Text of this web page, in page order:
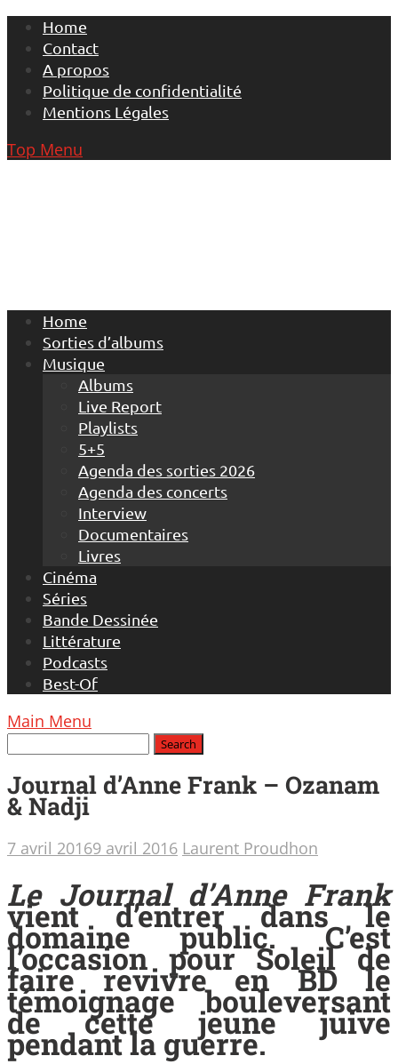
Skip
content
Home
Contact
A propos
Politique de confidentialité
Mentions Légales
Top Menu
Home
Sorties d’albums
Musique
Albums
Live Report
Playlists
5+5
Agenda des sorties 2026
Agenda des concerts
Interview
Documentaires
Livres
Cinéma
Séries
Bande Dessinée
Littérature
Podcasts
Best-Of
Main Menu
Journal d’Anne Frank – Ozanam
& Nadji
7 avril 20169 avril 2016 Laurent Proudhon
Le Journal d’Anne Frank
vient d’entrer dans le
domaine public. C’est
l’occasion pour Soleil de
faire revivre en BD le
témoignage bouleversant
de cette jeune juive
pendant la guerre.